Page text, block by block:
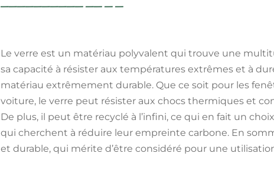
Le verre est un matériau polyvalent qui trouve une
sa capacité à résister aux températures extrêmes et à
matériau extrêmement durable. Que ce soit pour les
voiture, le verre peut résister aux chocs thermiques et
De plus, il peut être recyclé à l’infini, ce qui en fait un
qui cherchent à réduire leur empreinte carbone. En
et durable, qui mérite d’être considéré pour une